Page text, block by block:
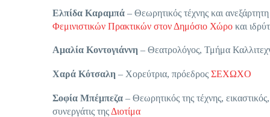
Ελπίδα Καραμπά – Θεωρητικός τέχνης και
Φεμινιστικών Πρακτικών στον Δημόσιο Χώρο και
Αμαλία Κοντογιάννη – Θεατρολόγος, Τμήμα
Χαρά Κότσαλη – Χορεύτρια, πρόεδρος ΣΕΧΩΧΟ
Σοφία Μπέμπεζα – Θεωρητικός της τέχνης,
συνεργάτις της Διοτίμα